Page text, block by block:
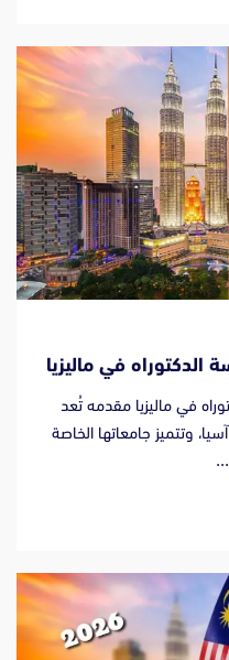
في ماليزيا مقدمه تُعد
وتتميز جامعاتها الخاصة